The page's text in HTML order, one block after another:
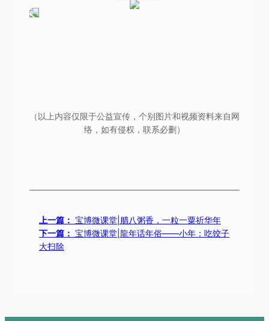
（以上内容仅限于公益宣传，个别图片和视频资料来自网
络，如有侵权，联系必删）
上一篇： 宝博微课堂|腊八粥香，一粒一粟祈华年
下一篇： 宝博微课堂|龍年话年俗——小年：吃饺子
大扫除